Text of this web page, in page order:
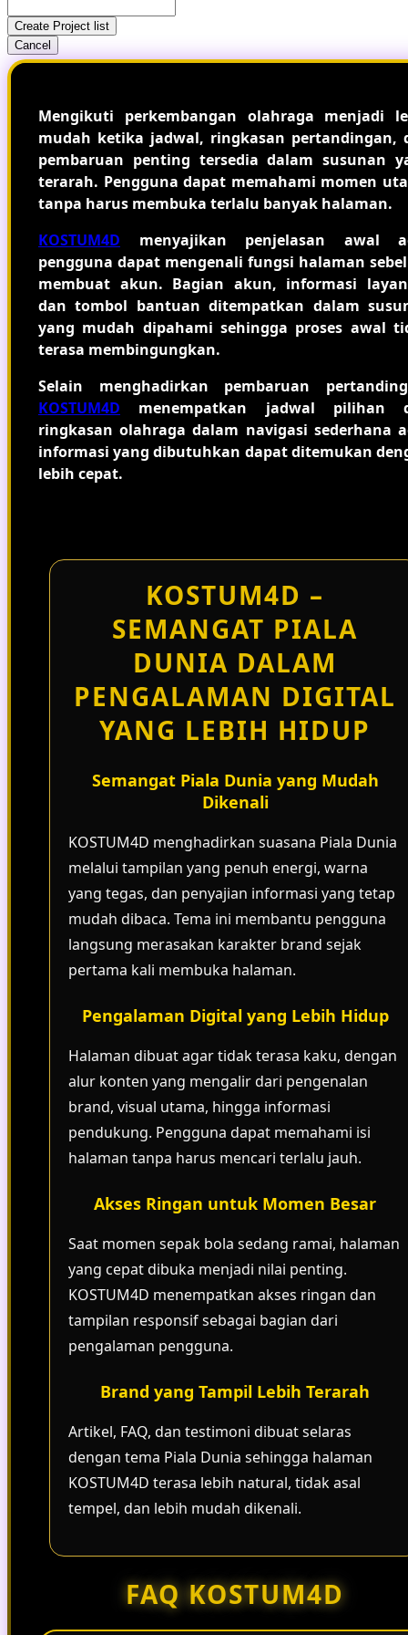
Create Project list
Cancel
Mengikuti perkembangan olahraga menjadi
mudah ketika jadwal, ringkasan pertandingan,
pembaruan penting tersedia dalam susunan
terarah. Pengguna dapat memahami momen
tanpa harus membuka terlalu banyak halaman.
KOSTUM4D menyajikan penjelasan awal
pengguna dapat mengenali fungsi halaman
membuat akun. Bagian akun, informasi
dan tombol bantuan ditempatkan dalam
yang mudah dipahami sehingga proses awal
terasa membingungkan.
Selain menghadirkan pembaruan
KOSTUM4D menempatkan jadwal pilihan
ringkasan olahraga dalam navigasi sederhana
informasi yang dibutuhkan dapat ditemukan
lebih cepat.
KOSTUM4D –
SEMANGAT PIALA
DUNIA DALAM
PENGALAMAN DIGITAL
YANG LEBIH HIDUP
Semangat Piala Dunia yang Mudah
Dikenali
KOSTUM4D menghadirkan suasana Piala Dunia
melalui tampilan yang penuh energi, warna
yang tegas, dan penyajian informasi yang tetap
mudah dibaca. Tema ini membantu pengguna
langsung merasakan karakter brand sejak
pertama kali membuka halaman.
Pengalaman Digital yang Lebih Hidup
Halaman dibuat agar tidak terasa kaku, dengan
alur konten yang mengalir dari pengenalan
brand, visual utama, hingga informasi
pendukung. Pengguna dapat memahami isi
halaman tanpa harus mencari terlalu jauh.
Akses Ringan untuk Momen Besar
Saat momen sepak bola sedang ramai, halaman
yang cepat dibuka menjadi nilai penting.
KOSTUM4D menempatkan akses ringan dan
tampilan responsif sebagai bagian dari
pengalaman pengguna.
Brand yang Tampil Lebih Terarah
Artikel, FAQ, dan testimoni dibuat selaras
dengan tema Piala Dunia sehingga halaman
KOSTUM4D terasa lebih natural, tidak asal
tempel, dan lebih mudah dikenali.
FAQ KOSTUM4D